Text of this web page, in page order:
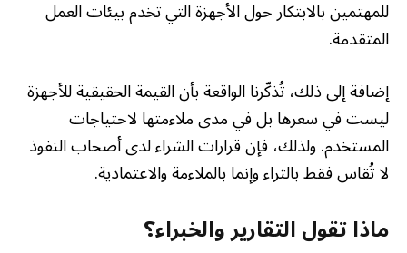
للمهتمين بالابتكار حول الأجهزة التي تخدم بيئات العمل
المتقدمة.
إضافة إلى ذلك، تُذكّرنا الواقعة بأن القيمة الحقيقية للأجهزة
ليست في سعرها بل في مدى ملاءمتها لاحتياجات
المستخدم. ولذلك، فإن قرارات الشراء لدى أصحاب النفوذ
لا تُقاس فقط بالثراء وإنما بالملاءمة والاعتمادية.
ماذا تقول التقارير والخبراء؟